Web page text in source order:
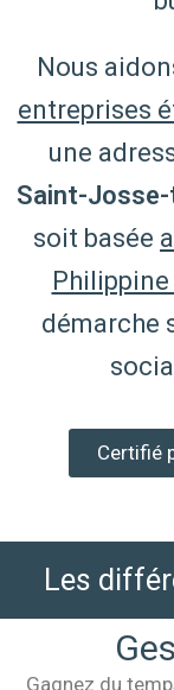
Nous
entreprises
une
Saint-
soit basée
démarche
Certifié
Les
Gagnez du